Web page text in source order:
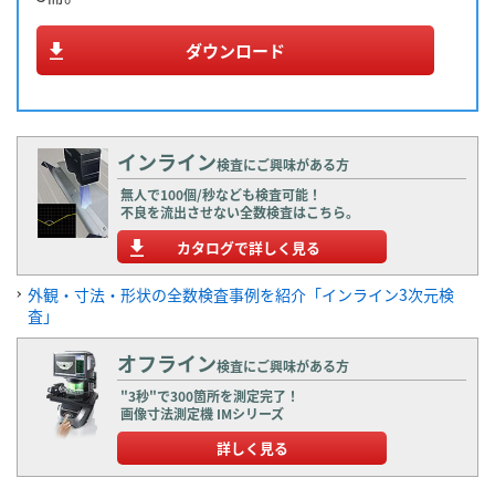
ダウンロード
インライン検査にご興味がある方
無人で100個/秒なども検査可能！
不良を流出させない全数検査はこちら。
カタログで詳しく見る
外観・寸法・形状の全数検査事例を紹介「インライン3次元検
査」
オフライン検査にご興味がある方
"3秒"で300箇所を測定完了！
画像寸法測定機 IMシリーズ
詳しく見る